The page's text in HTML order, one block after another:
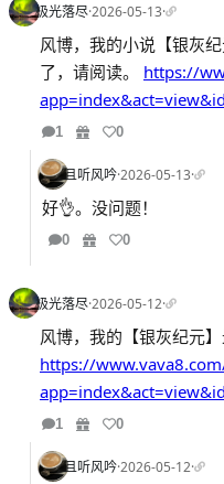
极光落尽·2026-05-13·
风博，我的小说【银灰
了，请阅读。 https://
1 0
且听风吟·2026-05-13·
好👌。没问题！
0 0
极光落尽·2026-05-12·
风博，我的【银灰纪元
https://
1 0
且听风吟·2026-05-12·